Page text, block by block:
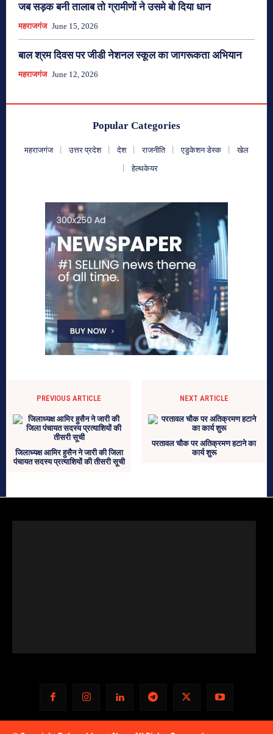
जब सड़क बनी तालाब तो ग्रामीणों ने उसमे बो दिया धान
महराजगंज June 15, 2026
बाल श्रम दिवस पर जीडी नेशनल स्कूल का जागरूकता अभियान
महराजगंज June 12, 2026
Popular Categories
महराजगंज उत्तर प्रदेश देश राजनीति एडुकेशन डेस्क
खेल
हेल्थकेयर
PREVIOUS ARTICLE
जिलाध्यक्ष आमिर हुसैन ने जारी की जिला
पंचायत सदस्य प्रत्याशियों की तीसरी सूची
NEXT ARTICLE
परतावल चौक पर अतिक्रमण हटाने का
कार्य शुरू